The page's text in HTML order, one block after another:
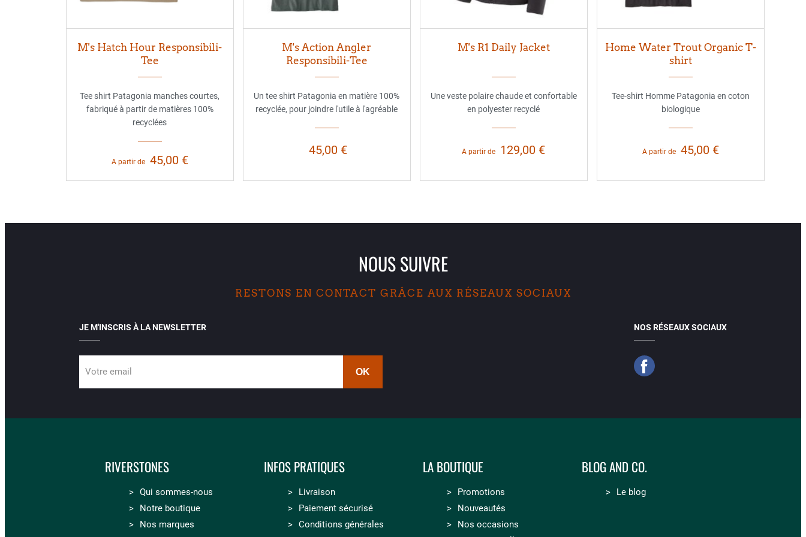
M's Hatch Hour Responsibili-
Tee
Tee shirt Patagonia manches courtes,
fabriqué à partir de matières 100%
recyclées
A partir de 45,00 €
M's Action Angler
Responsibili-Tee
Un tee shirt Patagonia en matière 100%
recyclée, pour joindre l'utile à l'agréable
45,00 €
M's R1 Daily Jacket
Une veste polaire chaude et confortable
en polyester recyclé
A partir de 129,00 €
Home Water Trout Organic T-
shirt
Tee-shirt Homme Patagonia en coton
biologique
A partir de 45,00 €
NOUS SUIVRE
RESTONS EN CONTACT GRÂCE AUX RÉSEAUX SOCIAUX
JE M'INSCRIS À LA NEWSLETTER
Votre email
NOS RÉSEAUX SOCIAUX
RIVERSTONES
Qui sommes-nous
Notre boutique
Nos marques
INFOS PRATIQUES
Livraison
Paiement sécurisé
Conditions générales
LA BOUTIQUE
Promotions
Nouveautés
Nos occasions
BLOG AND CO.
Le blog